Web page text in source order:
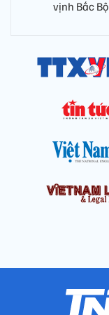
vịnh Bắc Bộ